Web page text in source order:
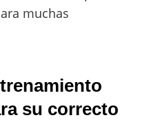
muchas
su correcto